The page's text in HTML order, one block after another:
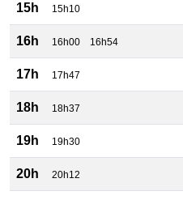
15h 15h10
16h 16h00 16h54
17h 17h47
18h 18h37
19h 19h30
20h 20h12